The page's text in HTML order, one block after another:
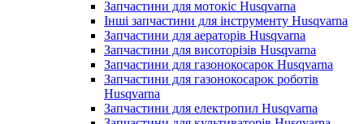
Запчастини для мотокіс Husqvarna
Інші запчастини для інструменту Husqvarna
Запчастини для аераторів Husqvarna
Запчастини для висоторізів Husqvarna
Запчастини для газонокосарок Husqvarna
Запчастини для газонокосарок роботів
Husqvarna
Запчастини для електропил Husqvarna